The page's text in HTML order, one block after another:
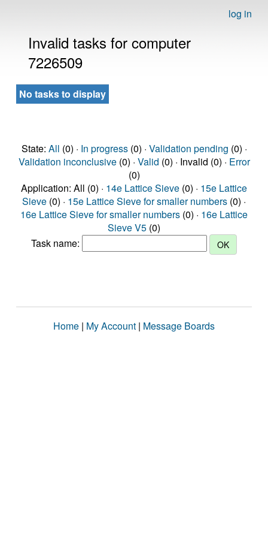
log in
Invalid tasks for computer
7226509
No tasks to display
State: All (0) · In progress(0) · Validation pending (0) ·
Validation inconclusive(0) · Valid (0) · Invalid (0) · Error
(0)
Application: All (0) · 14e Lattice Sieve (0) · 15e Lattice
Sieve (0) · 15e Lattice Sieve for smaller numbers (0) ·
16e Lattice Sieve for smaller numbers (0) · 16e Lattice
Sieve V5 (0)
Task name:
Home | My Account | Message Boards